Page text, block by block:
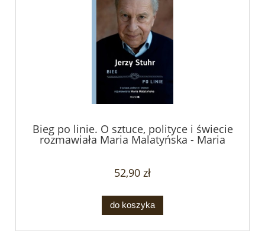
Bieg po linie. O sztuce, polityce i świecie
rozmawiała Maria Malatyńska - Maria
Malatyńska, Jerzy Stuhr
52,90 zł
do koszyka